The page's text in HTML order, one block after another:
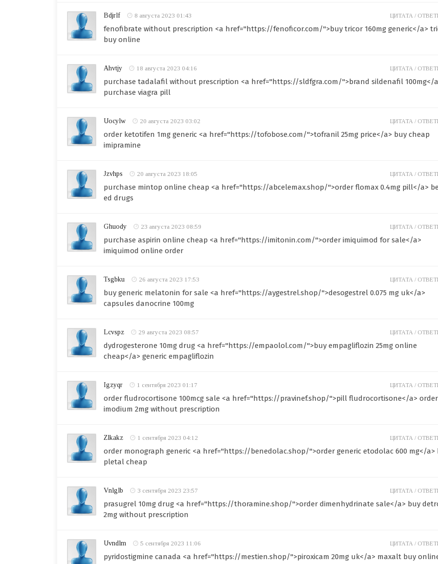
Bdjrlf 8 августа 2023 01:43
fenofibrate without prescription <a href="https://fenoficor.com/">buy tricor 160mg generic</a>
buy online
ЦИТАТА /
Ahvtjy 18 августа 2023 04:16
purchase tadalafil without prescription <a href="https://sldfgra.com/">brand sildenafil 100mg</
purchase viagra pill
ЦИТАТА /
Uocylw 20 августа 2023 03:02
order ketotifen 1mg generic <a href="https://tofobose.com/">tofranil 25mg price</a> buy cheap
imipramine
ЦИТАТА /
Jzvhps 20 августа 2023 18:05
purchase mintop online cheap <a href="https://abcelemax.shop/">order flomax 0.4mg pill</a>
ed drugs
ЦИТАТА /
Ghuody 23 августа 2023 08:59
purchase aspirin online cheap <a href="https://imitonin.com/">order imiquimod for sale</a>
imiquimod online order
ЦИТАТА /
Tsgbku 26 августа 2023 17:53
buy generic melatonin for sale <a href="https://aygestrel.shop/">desogestrel 0.075 mg uk</a>
capsules danocrine 100mg
ЦИТАТА /
Lcvspz 29 августа 2023 08:57
dydrogesterone 10mg drug <a href="https://empaolol.com/">buy empagliflozin 25mg online
cheap</a> generic empagliflozin
ЦИТАТА /
Igzyqr 1 сентября 2023 01:17
order fludrocortisone 100mcg sale <a href="https://pravinef.shop/">pill fludrocortisone</a> order
imodium 2mg without prescription
ЦИТАТА /
Zlkakz 1 сентября 2023 04:12
order monograph generic <a href="https://benedolac.shop/">order generic etodolac 600 mg</a>
pletal cheap
ЦИТАТА /
Vnlglb 3 сентября 2023 23:57
prasugrel 10mg drug <a href="https://thoramine.shop/">order dimenhydrinate sale</a> buy
2mg without prescription
ЦИТАТА /
Uvndlm 5 сентября 2023 11:06
pyridostigmine canada <a href="https://mestien.shop/">piroxicam 20mg uk</a> maxalt buy
ЦИТАТА /